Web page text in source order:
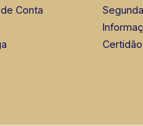
Conta